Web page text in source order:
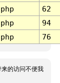
62
94
76
的访问不便我